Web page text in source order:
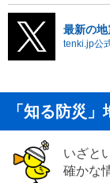
最新の
tenki.jp公
「知る防災」
いざと
確かな